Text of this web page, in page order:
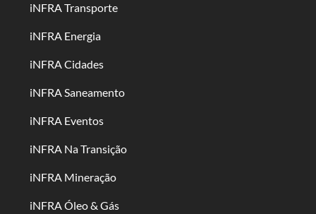
iNFRA Transporte
iNFRA Energia
iNFRA Cidades
iNFRA Saneamento
iNFRA Eventos
iNFRA Na Transição
iNFRA Mineração
iNFRA Óleo & Gás